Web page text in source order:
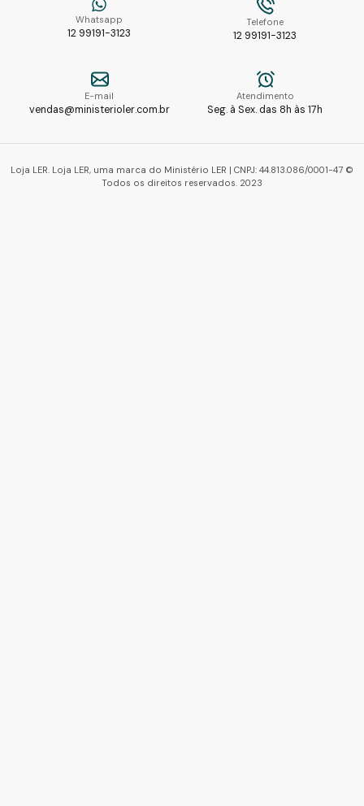
Whatsapp
12 99191-3123
Telefone
12 99191-3123
E-mail
vendas@ministerioler.com.br
Atendimento
Seg. à Sex. das 8h às 17h
Loja LER. Loja LER, uma marca do Ministério LER | CNPJ: 44.813.086/0001-47 ©
Todos os direitos reservados. 2023